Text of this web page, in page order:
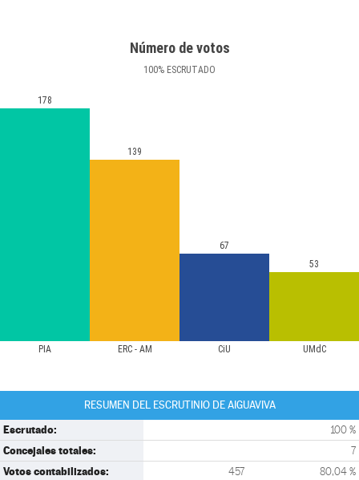
Número de votos
100% ESCRUTADO
PIA ERC - AM CiU UMdC
178
139
67
53
RESUMEN DEL ESCRUTINIO DE AIGUAVIVA
Escrutado: 100 %
Concejales totales: 7
Votos contabilizados: 457 80,04 %